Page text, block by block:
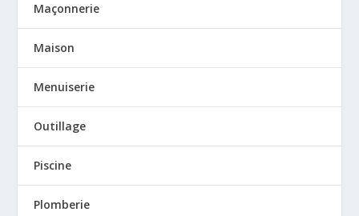
Maçonnerie
Maison
Menuiserie
Outillage
Piscine
Plomberie